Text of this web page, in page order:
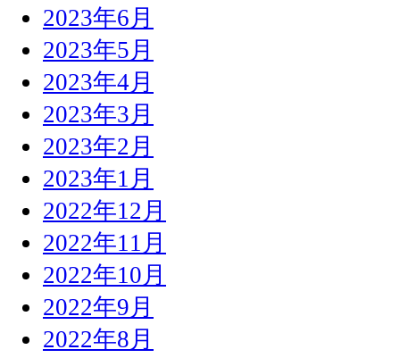
2023年6月
2023年5月
2023年4月
2023年3月
2023年2月
2023年1月
2022年12月
2022年11月
2022年10月
2022年9月
2022年8月